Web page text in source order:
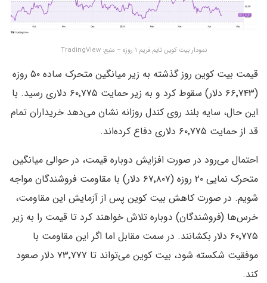
نمودار بیت کوین تایم فریم ۱ روزه – منبع: TradingView
قیمت بیت کوین روز گذشته به زیر میانگین متحرک ساده ۵۰ روزه
(۶۶٬۷۴۳ دلار) سقوط کرد و به زیر حمایت ۶۰٬۷۷۵ دلاری رسید. با
این حال، سایه بلند روی کندل روزانه نشان می‌دهد خریداران تمام
قد از حمایت ۶۰٬۷۷۵ دلاری دفاع کرده‌اند.
احتمال می‌رود در صورت افزایش دوباره قیمت، در حوالی میانگین
متحرک نمایی ۲۰ روزه (۶۷٬۸۰۷ دلار) با مقاومت فروشندگان مواجه
شویم. در صورت کاهش بیت کوین پس از آزمایش این مقاومت،
خرس‌ها (فروشندگان) دوباره تلاش خواهند کرد تا قیمت را به زیر
۶۰٬۷۷۵ دلار بکشانند. در سمت مقابل اما اگر این مقاومت با
موفقیت شکسته شود، بیت کوین می‌تواند تا ۷۳٬۷۷۷ دلار صعود
کند.